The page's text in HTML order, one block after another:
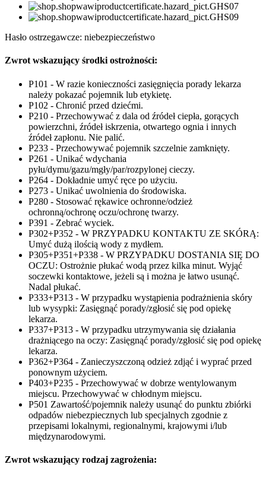
Hasło ostrzegawcze: niebezpieczeństwo
Zwrot wskazujący środki ostrożności:
P101 - W razie konieczności zasięgnięcia porady lekarza
należy pokazać pojemnik lub etykietę.
P102 - Chronić przed dziećmi.
P210 - Przechowywać z dala od źródeł ciepła, gorących
powierzchni, źródeł iskrzenia, otwartego ognia i innych
źródeł zapłonu. Nie palić.
P233 - Przechowywać pojemnik szczelnie zamknięty.
P261 - Unikać wdychania
pyłu/dymu/gazu/mgły/par/rozpylonej cieczy.
P264 - Dokładnie umyć ręce po użyciu.
P273 - Unikać uwolnienia do środowiska.
P280 - Stosować rękawice ochronne/odzież
ochronną/ochronę oczu/ochronę twarzy.
P391 - Zebrać wyciek.
P302+P352 - W PRZYPADKU KONTAKTU ZE SKÓRĄ:
Umyć dużą ilością wody z mydłem.
P305+P351+P338 - W PRZYPADKU DOSTANIA SIĘ DO
OCZU: Ostrożnie płukać wodą przez kilka minut. Wyjąć
soczewki kontaktowe, jeżeli są i można je łatwo usunąć.
Nadal płukać.
P333+P313 - W przypadku wystąpienia podrażnienia skóry
lub wysypki: Zasięgnąć porady/zgłosić się pod opiekę
lekarza.
P337+P313 - W przypadku utrzymywania się działania
drażniącego na oczy: Zasięgnąć porady/zgłosić się pod opiekę
lekarza.
P362+P364 - Zanieczyszczoną odzież zdjąć i wyprać przed
ponownym użyciem.
P403+P235 - Przechowywać w dobrze wentylowanym
miejscu. Przechowywać w chłodnym miejscu.
P501 Zawartość/pojemnik należy usunąć do punktu zbiórki
odpadów niebezpiecznych lub specjalnych zgodnie z
przepisami lokalnymi, regionalnymi, krajowymi i/lub
międzynarodowymi.
Zwrot wskazujący rodzaj zagrożenia: